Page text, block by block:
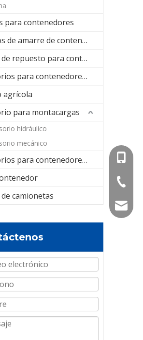
para contenedores
Equipos de amarre de contenedores
Piezas de repuesto para contenedores de refrigeración
Accesorios para contenedores plegables
agrícola
para montacargas
hidráulico
mecánico
Accesorios para contenedores cisterna
de camionetas
+86-
+86-